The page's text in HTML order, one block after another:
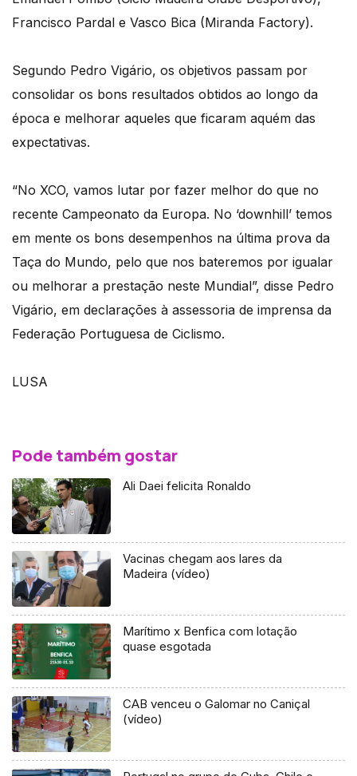
Francisco Pardal e Vasco Bica (Miranda Factory).
Segundo Pedro Vigário, os objetivos passam por
consolidar os bons resultados obtidos ao longo da
época e melhorar aqueles que ficaram aquém das
expectativas.
“No XCO, vamos lutar por fazer melhor do que no
recente Campeonato da Europa. No ‘downhill’ temos
em mente os bons desempenhos na última prova da
Taça do Mundo, pelo que nos bateremos por igualar
ou melhorar a prestação neste Mundial”, disse Pedro
Vigário, em declarações à assessoria de imprensa da
Federação Portuguesa de Ciclismo.
LUSA
Pode também gostar
Ali Daei felicita Ronaldo
Vacinas chegam aos lares da
Madeira (vídeo)
Marítimo x Benfica com lotação
quase esgotada
CAB venceu o Galomar no Caniçal
(vídeo)